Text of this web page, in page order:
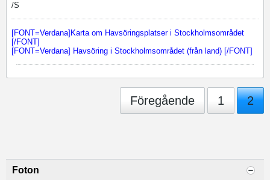
/S
[FONT=Verdana]Karta om Havsöringsplatser i Stockholmsområdet
[/FONT]
[FONT=Verdana] Havsöring i Stockholmsområdet (från land) [/FONT]
Föregående 1 2
Foton